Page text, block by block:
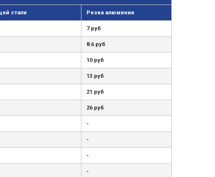
стали Резка алюминия
7 руб
8.6 руб
10 руб
13 руб
21 руб
26 руб
-
-
-
-